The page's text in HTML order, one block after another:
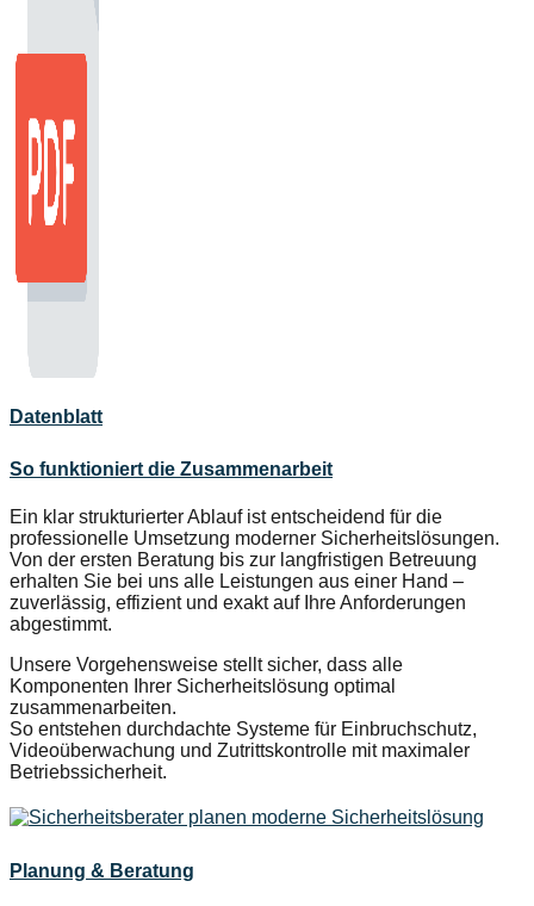
Datenblatt
So funktioniert die Zusammenarbeit
Ein klar strukturierter Ablauf ist entscheidend für die
professionelle Umsetzung moderner Sicherheitslösungen.
Von der ersten Beratung bis zur langfristigen Betreuung
erhalten Sie bei uns alle Leistungen aus einer Hand –
zuverlässig, effizient und exakt auf Ihre Anforderungen
abgestimmt.
Unsere Vorgehensweise stellt sicher, dass alle
Komponenten Ihrer Sicherheitslösung optimal
zusammenarbeiten.
So entstehen durchdachte Systeme für Einbruchschutz,
Videoüberwachung und Zutrittskontrolle mit maximaler
Betriebssicherheit.
Planung & Beratung